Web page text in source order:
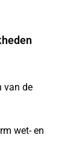
van de
wet- en